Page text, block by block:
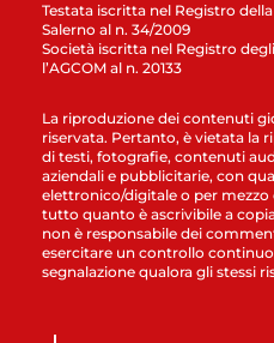
Testata iscritta nel Registro
Salerno al n. 34/2009
Società iscritta nel Registro
l’AGCOM al n. 20133
La riproduzione dei contenuti
riservata. Pertanto, è vietata la
di testi, fotografie, contenuti
aziendali e pubblicitarie, con
elettronico/digitale o per
tutto quanto è ascrivibile a
non è responsabile dei
esercitare un controllo
segnalazione qualora gli stessi